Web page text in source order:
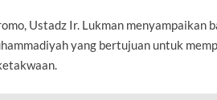
Ustadz Ir. Lukman menyampaikan
yang bertujuan untuk